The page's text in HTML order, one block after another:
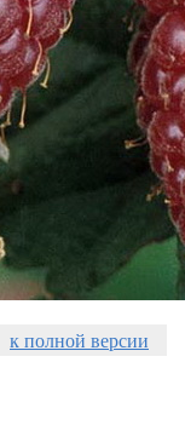
к полной версии